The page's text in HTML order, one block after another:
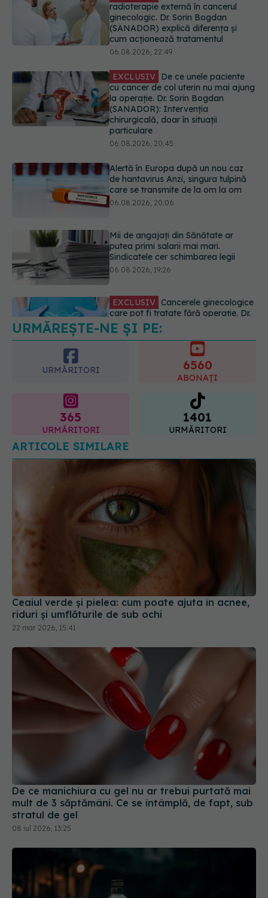
EXCLUSIV De ce unele paciente
cu cancer de col uterin nu mai ajung
la operație. Dr. Sorin Bogdan
(SANADOR): Intervenția
chirurgicală, doar în situații
particulare
06.08.2026, 20:45
Alertă în Europa după un nou caz
de hantavirus Anzi, singura tulpină
care se transmite de la om la om
06.08.2026, 20:06
Mii de angajați din Sănătate ar
putea primi salarii mai mari.
Sindicatele cer schimbarea legii
06.08.2026, 19:26
EXCLUSIV Cancerele ginecologice
care pot fi tratate fără operație. Dr.
Sorin Bogdan (SANADOR): Chirurgia
este indicată doar punctual, pentru
06.08.2026, 19:05
EXCLUSIV
radioterapie externă în cancerul
ginecologic. Dr. Sorin Bogdan
(SANADOR) explică diferența și
cum acționează tratamentul
URMĂREȘTE-NE ȘI PE:
URMĂRITORI 6560
ABONAȚI
365
URMĂRITORI
1401
URMĂRITORI
ARTICOLE SIMILARE
Ceaiul verde și pielea: cum poate ajuta în acnee,
riduri și umflăturile de sub ochi
22 mar 2026, 15:41
De ce manichiura cu gel nu ar trebui purtată mai
mult de 3 săptămâni. Ce se întâmplă, de fapt, sub
stratul de gel
08 iul 2026, 13:25